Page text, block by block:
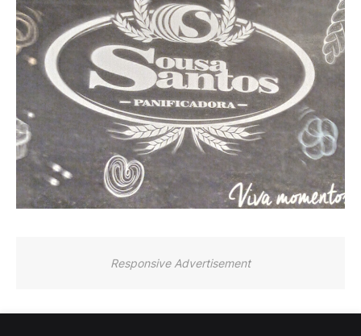
Responsive Advertisement